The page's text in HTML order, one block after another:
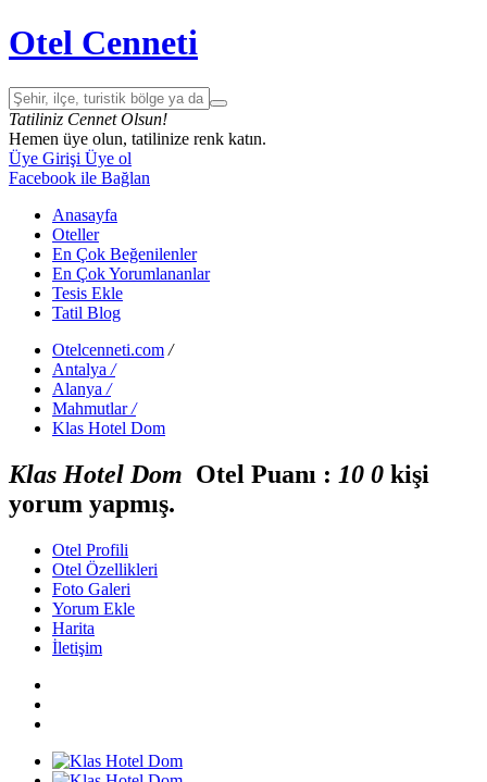
Otel Cenneti
Tatiliniz Cennet Olsun!
Hemen üye olun, tatilinize renk katın.
Üye Girişi Üye ol
Facebook ile Bağlan
Anasayfa
Oteller
En Çok Beğenilenler
En Çok Yorumlananlar
Tesis Ekle
Tatil Blog
Otelcenneti.com /
Antalya /
Alanya /
Mahmutlar /
Klas Hotel Dom
Klas Hotel Dom Otel Puanı : 10 0 kişi
yorum yapmış.
Otel Profili
Otel Özellikleri
Foto Galeri
Yorum Ekle
Harita
İletişim